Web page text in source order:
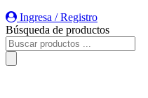
Ingresa / Registro
Búsqueda de productos